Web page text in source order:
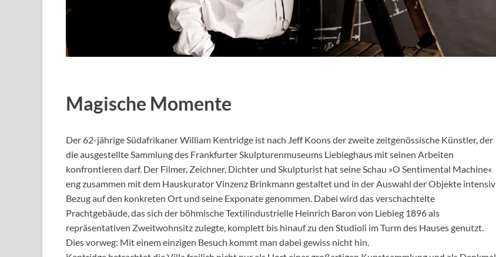
Magische Momente
Der 62-jährige Südafrikaner William Kentridge ist nach Jeff Koons der zweite zeitgenössische Künstler, der
die ausgestellte Sammlung des Frankfurter Skulpturenmuseums Liebieghaus mit seinen Arbeiten
konfrontieren darf. Der Filmer, Zeichner, Dichter und Skulpturist hat seine Schau »O Sentimental Machine«
eng zusammen mit dem Hauskurator Vinzenz Brinkmann gestaltet und in der Auswahl der Objekte intensiv
Bezug auf den konkreten Ort und seine Exponate genommen. Dabei wird das verschachtelte
Prachtgebäude, das sich der böhmische Textilindustrielle Heinrich Baron von Liebieg 1896 als
repräsentativen Zweitwohnsitz zulegte, komplett bis hinauf zu den Studioli im Turm des Hauses genutzt.
Dies vorweg: Mit einem einzigen Besuch kommt man dabei gewiss nicht hin.